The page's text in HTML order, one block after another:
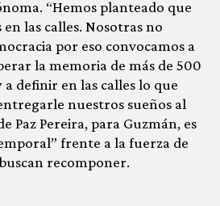
“Hemos planteado que
las calles. Nosotras no
por eso convocamos a
la memoria de más de 500
a definir en las calles lo que
nuestros sueños al
Paz Pereira, para Guzmán, es
frente a la fuerza de
recomponer.